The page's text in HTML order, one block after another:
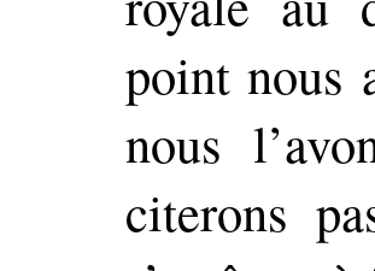
point nous
nous
citerons